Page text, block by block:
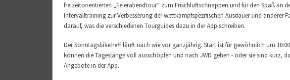
freizeitorientierten „Feierabendtour“ zum Frischluftschnappen und für den Spaß an
Intervalltraining zur Verbesserung der wettkampfspezifischen Ausdauer und anderer
darauf, was die verschiedenen Tourguides dazu in der App schreiben.
Der Sonntagsbiketreff läuft nach wie vor ganzjährig. Start ist für gewöhnlich um
können die Tageslänge voll ausschöpfen und nach JWD gehen - oder sie sind kurz,
Angebote in der App.